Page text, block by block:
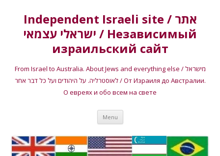
Independent Israeli site / אתר
ישראלי עצמאי / Независимый
израильский сайт
From Israel to Australia. About Jews and everything else / מישראל
לאוסטרליה. על היהודים ועל כל דבר אחר / От Израиля до Австралии.
О евреях и обо всем на свете
Menu Skip
content